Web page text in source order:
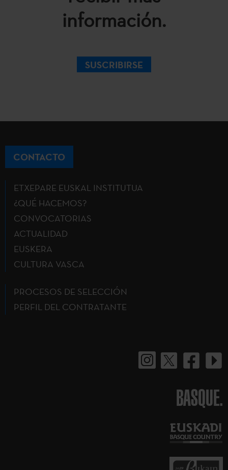
información.
SUSCRIBIRSE
CONTACTO
ETXEPARE EUSKAL INSTITUTUA
¿QUÉ HACEMOS?
CONVOCATORIAS
ACTUALIDAD
EUSKERA
CULTURA VASCA
PROCESOS DE SELECCIÓN
PERFIL DEL CONTRATANTE
BASQUE.